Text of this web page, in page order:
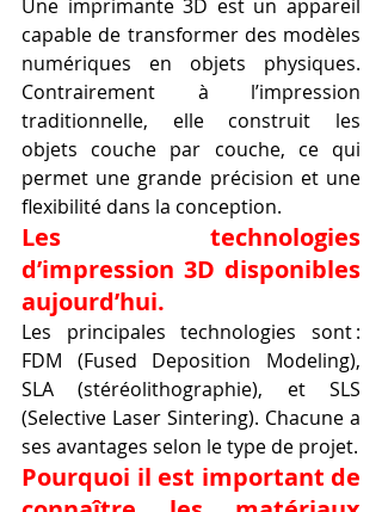
Une imprimante 3D est un appareil
capable de transformer des modèles
numériques en objets physiques.
Contrairement à l’impression
traditionnelle, elle construit les
objets couche par couche, ce qui
permet une grande précision et une
flexibilité dans la conception.
Les technologies
d’impression 3D disponibles
aujourd’hui.
Les principales technologies sont :
FDM (Fused Deposition Modeling),
SLA (stéréolithographie), et SLS
(Selective Laser Sintering). Chacune a
ses avantages selon le type de projet.
Pourquoi il est important de